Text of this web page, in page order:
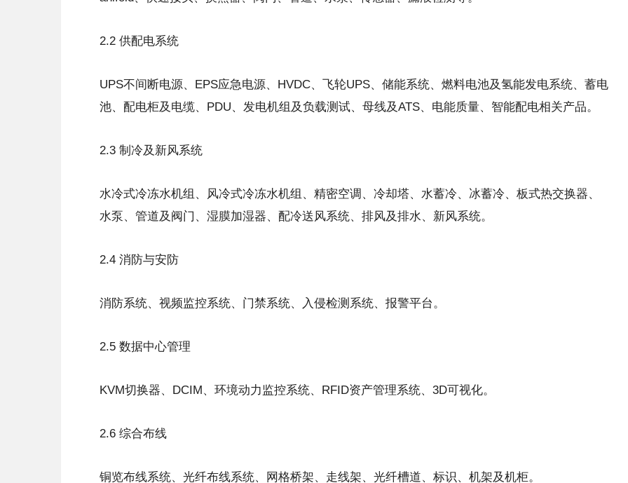
2.2 供配电系统
UPS不间断电源、EPS应急电源、HVDC、飞轮UPS、储能系统、燃料电池及氢能发电系统、蓄电
池、配电柜及电缆、PDU、发电机组及负载测试、母线及ATS、电能质量、智能配电相关产品。
2.3 制冷及新风系统
水冷式冷冻水机组、风冷式冷冻水机组、精密空调、冷却塔、水蓄冷、冰蓄冷、板式热交换器、
水泵、管道及阀门、湿膜加湿器、配冷送风系统、排风及排水、新风系统。
2.4 消防与安防
消防系统、视频监控系统、门禁系统、入侵检测系统、报警平台。
2.5 数据中心管理
KVM切换器、DCIM、环境动力监控系统、RFID资产管理系统、3D可视化。
2.6 综合布线
铜览布线系统、光纤布线系统、网格桥架、走线架、光纤槽道、标识、机架及机柜。